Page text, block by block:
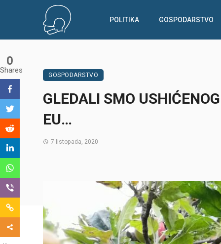
POLITIKA GOSPODARSTVO
GOSPODARSTVO
GLEDALI SMO
EU…
7 listopada, 2020
0
Shares